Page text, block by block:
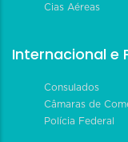
Cias Aéreas
Internacional e
Consulados
Câmaras de
Polícia Federal